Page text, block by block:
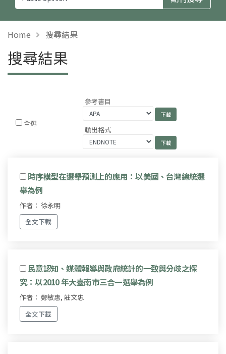
Home 搜尋結果
搜尋結果
全選
參考書目
輸出格式
時序模型在選舉預測上的應用：以美國、台灣總統選
舉為例
作者： 徐永明
全文下載
民意認知、媒體報導與政府統計的一致與分歧之探
究：以2010 年大臺南市三合一選舉為例
作者： 鄭敏惠, 莊文忠
全文下載